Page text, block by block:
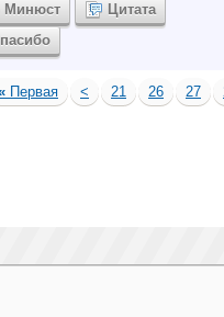
Минюст
Цитата
Первая < 21 26 27